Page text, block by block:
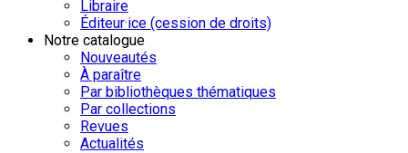
Libraire
Éditeur·ice (cession de droits)
Notre catalogue
Nouveautés
À paraître
Par bibliothèques thématiques
Par collections
Revues
Actualités